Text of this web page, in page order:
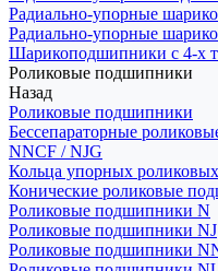
Радиально-упорные
Радиально-упорные
Шарикоподшипники с 4-х
Роликовые подшипники
Назад
Роликовые подшипники
Бессепараторные
NNCF / NJG
Кольца упорных
Конические роликовые
Роликовые подшипники N
Роликовые подшипники NJ
Роликовые подшипники